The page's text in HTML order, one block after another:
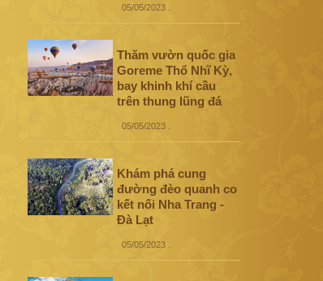
05/05/2023.
Thăm vườn quốc gia
Goreme Thổ Nhĩ Kỳ,
bay khinh khí cầu
trên thung lũng đá
05/05/2023.
Khám phá cung
đường đèo quanh co
kết nối Nha Trang -
Đà Lạt
05/05/2023.